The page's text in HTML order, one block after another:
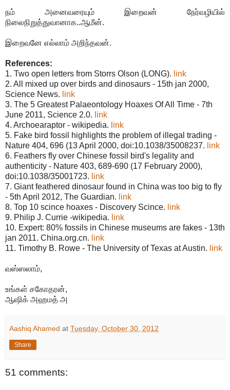
நம் அனைவரையும் இறைவன் நேர்வழியில்
நிலைநிறுத்துவானாக..ஆமீன்.
இறைவனே எல்லாம் அறிந்தவன்.
References:
1. Two open letters from Storrs Olson (LONG). link
2. All mixed up over birds and dinosaurs - 15th jan 2000,
Science News. link
3. The 5 Greatest Palaeontology Hoaxes Of All Time - 7th
June 2011, Science 2.0. link
4. Archoearaptor - wikipedia. link
5. Fake bird fossil highlights the problem of illegal trading -
Nature 404, 696 (13 April 2000, doi:10.1038/35008237. link
6. Feathers fly over Chinese fossil bird's legality and
authenticity - Nature 403, 689-690 (17 February 2000),
doi:10.1038/35001723. link
7. Giant feathered dinosaur found in China was too big to fly
- 5th April 2012, The Guardian. link
8. Top 10 scince hoaxes - Discovery Scince. link
9. Philip J. Currie -wikipedia. link
10. Expert: 80% fossils in Chinese museums are fakes - 13th
jan 2011. China.org.cn. link
11. Timothy B. Rowe - The University of Texas at Austin. link
வஸ்ஸலாம்,
உங்கள் சகோதரன்,
ஆஷிக் அஹமத் அ
Aashiq Ahamed at Tuesday, October 30, 2012
Share
51 comments: